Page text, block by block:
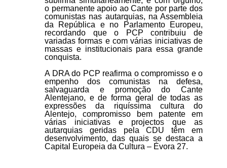
o permanente apoio ao Cante por parte dos
comunistas nas autarquias, na Assembleia
da República e no Parlamento Europeu,
recordando que o PCP contribuiu de
variadas formas e com várias iniciativas de
massas e institucionais para essa grande
conquista.
A DRA do PCP reafirma o compromisso e o
empenho dos comunistas na defesa,
salvaguarda e promoção do Cante
Alentejano, e de forma geral de todas as
expressões da riquíssima cultura do
Alentejo, compromisso bem patente em
várias iniciativas e projectos que as
autarquias geridas pela CDU têm em
desenvolvimento, das quais se destaca a
Capital Europeia da Cultura – Évora 27.